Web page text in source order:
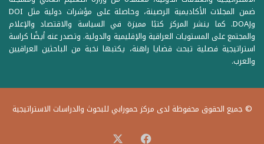
ضمن المجلات الأكاديمية الرصينة، وحاصلة على مؤشرات دولية مثل DOI
وDOAJ. كما ينشر المركز كتبًا مميزة في السياسة والاقتصاد والإعلام
والمجتمع على المستويات العراقية والإقليمية والدولية. وتصدر عنه أيضًا كراسة
استراتيجية فصلية تبحث قضايا راهنة، يكتبها نخبة من الباحثين العراقيين
والعرب.
© جميع الحقوق محفوظة لدى مركز حمورابي للبحوث والدراسات الاستراتيجية
فيسبوك